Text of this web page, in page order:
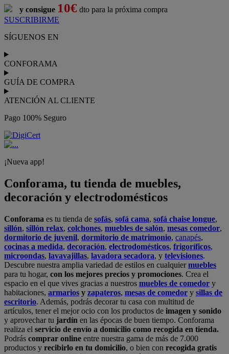
y consigue 10€ dto para la próxima compra
SUSCRIBIRME
SÍGUENOS EN
CONFORAMA
GUÍA DE COMPRA
ATENCIÓN AL CLIENTE
Pago 100% Seguro
¡Nueva app!
Conforama, tu tienda de muebles,
decoración y electrodomésticos
Conforama es tu tienda de sofás, sofá cama, sofá chaise longue,
sillón, sillón relax, colchones, muebles de salón, mesas comedor,
dormitorio de juvenil, dormitorio de matrimonio, canapés,
cocinas a medida, decoración, electrodomésticos, frigoríficos,
microondas, lavavajillas, lavadora secadora, y televisiones.
Descubre nuestra amplia variedad de estilos en cualquiermuebles
para tu hogar, con los mejores precios y promociones. Crea el
espacio en el que vives gracias a nuestros muebles de comedor y
habitaciones, armarios y zapateros, mesas de comedor y sillas de
escritorio. Además, podrás decorar tu casa con multitud de
artículos, tener el mejor ocio con los productos de imagen y sonido
y aprovechar tu jardín en las épocas de buen tiempo. Conforama
realiza el servicio de envío a domicilio como recogida en tienda.
Podrás comprar online entre nuestra gama de más de 7.000
productos y recibirlo en tu domicilio, o bien con recogida gratis